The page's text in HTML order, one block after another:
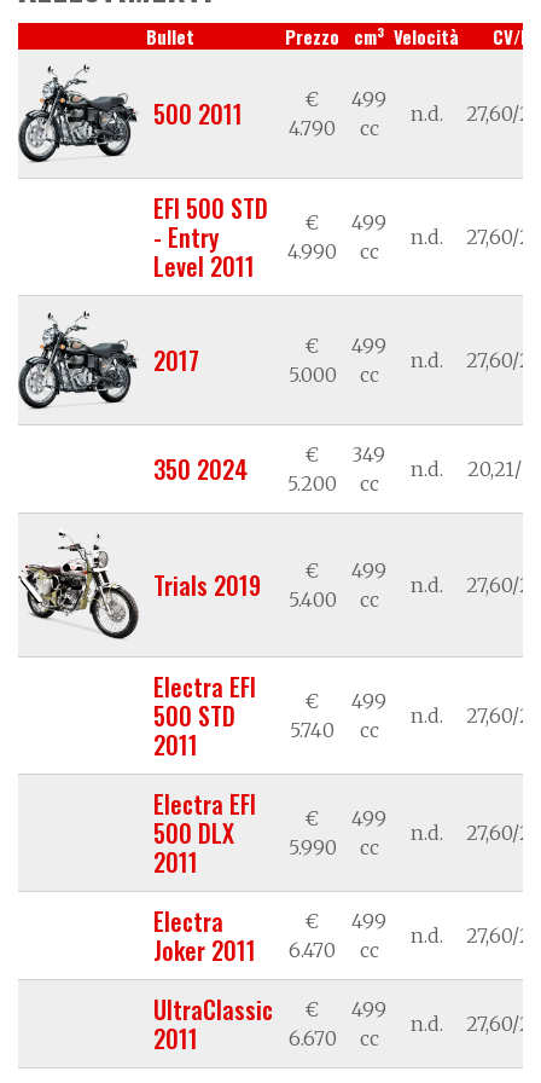
Bullet Prezzo cm3 Velocità CV/kW
500 2011
€
4.790
499
cc
n.d. 27,60/
EFI 500 STD
- Entry
Level 2011
€
4.990
499
cc
n.d. 27,60/
2017
€
5.000
499
cc
n.d. 27,60/
350 2024
€
5.200
349
cc
n.d. 20,21/
Trials 2019
€
5.400
499
cc
n.d. 27,60/
Electra EFI
500 STD
2011
€
5.740
499
cc
n.d. 27,60/
Electra EFI
500 DLX
2011
€
5.990
499
cc
n.d. 27,60/
Electra
Joker 2011
€
6.470
499
cc
n.d. 27,60/
UltraClassic
2011
€
6.670
499
cc
n.d. 27,60/